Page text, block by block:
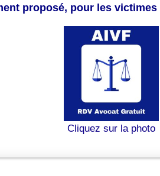
proposé, pour les
Cliquez sur la photo